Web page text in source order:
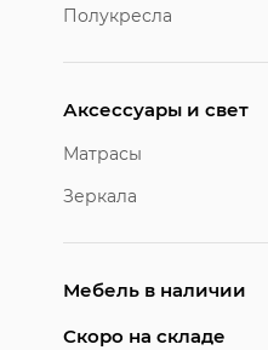
Полукресла
Аксессуары и свет
Матрасы
Зеркала
Мебель в наличии
Скоро на складе